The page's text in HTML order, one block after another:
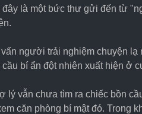
đây là một bức thư gửi đến từ
người trải nghiệm chuyện
bí ẩn đột nhiên xuất hiện ở
lý vẫn chưa tìm ra chiếc bồn
căn phòng bí mật đó. Trong